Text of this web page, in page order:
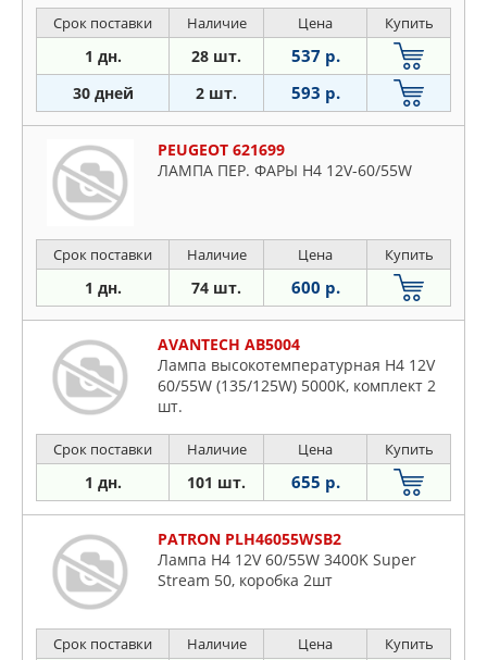
Срок поставки Наличие Цена Купить
1 дн. 28 шт. 537 р.
30 дней 2 шт. 593 р.
PEUGEOT 621699
ЛАМПА ПЕР. ФАРЫ H4 12V-60/55W
Срок поставки Наличие Цена Купить
1 дн. 74 шт. 600 р.
AVANTECH AB5004
Лампа высокотемпературная H4 12V
60/55W (135/125W) 5000K, комплект 2
шт.
Срок поставки Наличие Цена Купить
1 дн. 101 шт. 655 р.
PATRON PLH46055WSB2
Лампа H4 12V 60/55W 3400K Super
Stream 50, коробка 2шт
Срок поставки Наличие Цена Купить